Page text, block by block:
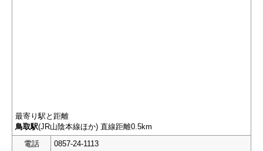
最寄り駅と距離
鳥取駅(JR山陰本線ほか) 直線距離0.5km
電話
0857-24-1113